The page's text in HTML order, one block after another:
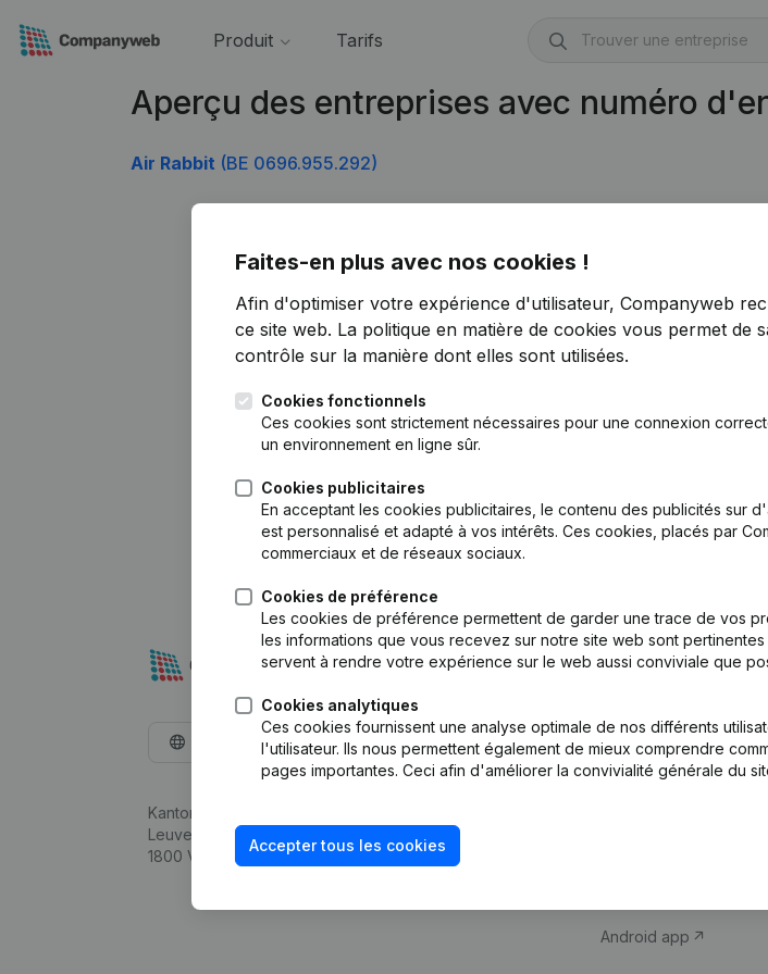
Produit Tarifs
Aperçu des entreprises avec numéro
Air Rabbit (BE 0696.955.292)
Faites-en plus avec nos cookies !
Afin d'optimiser votre expérience d'utilisateur, Companyweb
ce site web. La politique en matière de cookies vous permet de
contrôle sur la manière dont elles sont utilisées.
Cookies fonctionnels
Ces cookies sont strictement nécessaires pour une connexion
un environnement en ligne sûr.
Cookies publicitaires
En acceptant les cookies publicitaires, le contenu des publicités sur
est personnalisé et adapté à vos intérêts. Ces cookies, placés par
commerciaux et de réseaux sociaux.
Cookies de préférence
Les cookies de préférence permettent de garder une trace de vos
les informations que vous recevez sur notre site web sont
servent à rendre votre expérience sur le web aussi conviviale que
Cookies analytiques
Ces cookies fournissent une analyse optimale de nos différents
l'utilisateur. Ils nous permettent également de mieux comprendre
pages importantes. Ceci afin d'améliorer la convivialité générale du
Accepter tous les cookies
Français
Kantorenpark Everest
Leuvensesteenweg 248D,
1800 Vilvoorde
Produit
d’entreprise
Monitoring
Android app